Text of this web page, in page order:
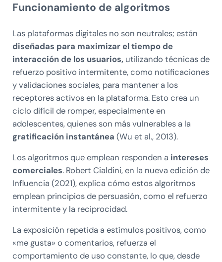
Funcionamiento de algoritmos
Las plataformas digitales no son neutrales; están
diseñadas para maximizar el tiempo de
interacción de los usuarios,utilizando técnicas de
refuerzo positivo intermitente, como notificaciones
y validaciones sociales, para mantener a los
receptores activos en la plataforma. Esto crea un
ciclo difícil de romper, especialmente en
adolescentes, quienes son más vulnerables a la
gratificación instantánea (Wu et al., 2013).
Los algoritmos que emplean responden a intereses
comerciales. Robert Cialdini, en la nueva edición de
Influencia (2021), explica cómo estos algoritmos
emplean principios de persuasión, como el refuerzo
intermitente y la reciprocidad.
La exposición repetida a estímulos positivos, como
«me gusta» o comentarios, refuerza el
comportamiento de uso constante, lo que, desde